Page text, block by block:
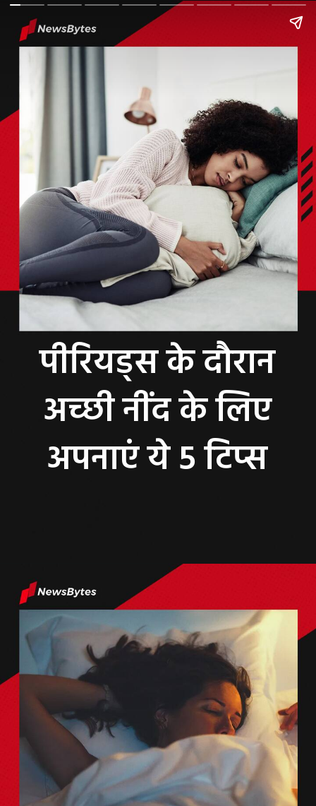
पीरियड्स के दौरान
अच्छी नींद के लिए
अपनाएं ये 5 टिप्स